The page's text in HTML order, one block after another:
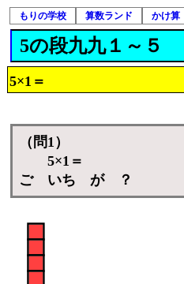
もりの学校 算数ランド かけ算
5の段九九１～５
5×1＝
（問1）
5×1＝
ご いち が ？